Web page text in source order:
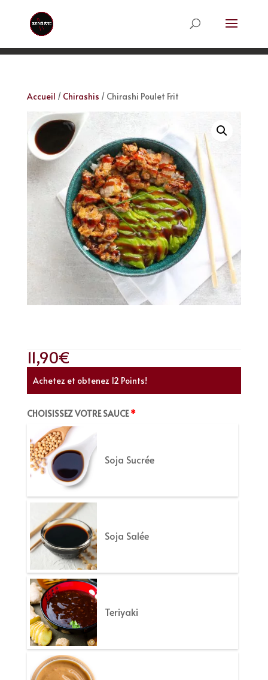
Accueil / Chirashis / Chirashi Poulet Frit
Chirashi Poulet Frit
11,90€
Achetez et obtenez 12 Points!
CHOISISSEZ VOTRE SAUCE
Soja Sucrée
Soja Salée
Teriyaki